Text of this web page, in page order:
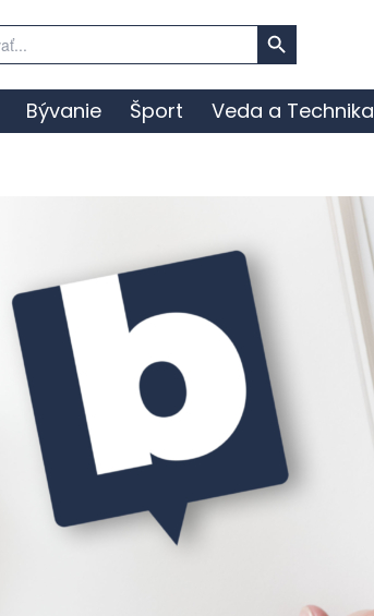
for:
Search Button
Bývanie Šport Veda a Technika